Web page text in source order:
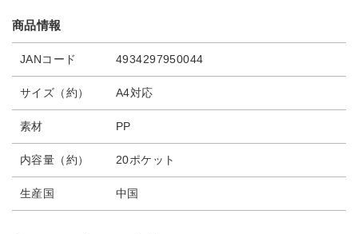
商品情報
JANコード 4934297950044
サイズ（約） A4対応
素材 PP
内容量（約） 20ポケット
生産国 中国